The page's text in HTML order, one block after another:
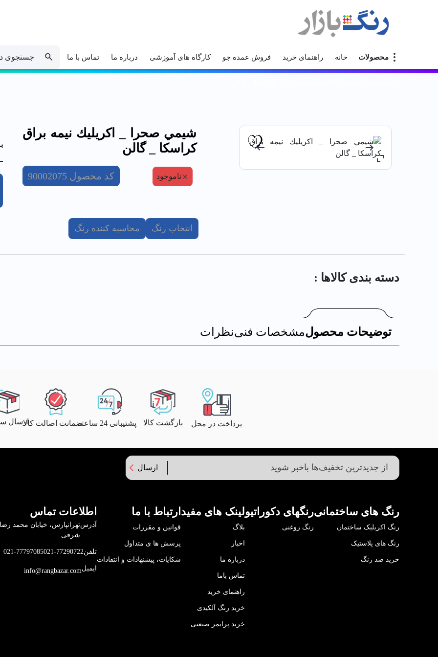
محصولات خانه راهنمای خرید فروش عمده جو کارگاه های آموزشی درباره ما تماس با ما جستجوی
شيمي صحرا _ اكريليك نيمه براق
كراسكا _ گالن
ناموجود کد محصول 90002075
انتخاب رنگ محاسبه کننده رنگ
دسته بندی کالا‌ها :
توضیحات محصولمشخصات فنینظرات
پرداخت در محل بازگشت کالا پشتیبانی 24 ساعته ضمانت اصالت کالاارسال
ارسال
رنگ های ساختمانی
رنگ اکریلیک ساختمان
رنگ های پلاستیک
خرید ضد زنگ
رنگهای دکوراتیو
رنگ روغنی
لینک های مفید
بلاگ
اخبار
درباره ما
تماس باما
راهنمای خرید
خرید رنگ آلکیدی
خرید پرایمر صنعتی
ارتباط با ما
قوانین و مقررات
پرسش ها ی متداول
شکایات، پیشنهادات و انتقادات
اطلاعات تماس
آدرس
شرقی
تلفن021-77290722
021-77797085
ایمیلinfo@rangbazar.com